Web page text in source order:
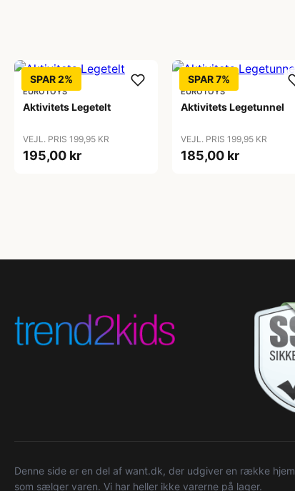
SPAR 2%
EUROTOYS
Aktivitets Legetelt
VEJL. PRIS 199,95 KR
195,00 kr
SPAR 7%
EUROTOYS
Aktivitets Legetunnel
VEJL. PRIS 199,95 KR
185,00 kr
Denne side er en del af want.dk, der udgiver en række
som sælger varen. Vi har heller ikke varerne på lager.